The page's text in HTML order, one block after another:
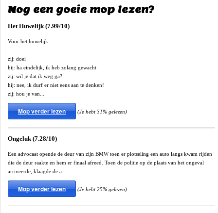
Nog een goeie mop lezen?
Het Huwelijk (7.99/10)
Voor het huwelijk
zij: doei
hij: ha eindelijk, ik heb zolang gewacht
zij: wil je dat ik weg ga?
hij: nee, ik durf er niet eens aan te denken!
zij: hou je van...
Mop verder lezen (Je hebt 31% gelezen)
Ongeluk (7.28/10)
Een advocaat opende de deur van zijn BMW toen er plotseling een auto langs kwam rijden
die de deur raakte en hem er finaal afreed. Toen de politie op de plaats van het ongeval
arriveerde, klaagde de a...
Mop verder lezen (Je hebt 25% gelezen)